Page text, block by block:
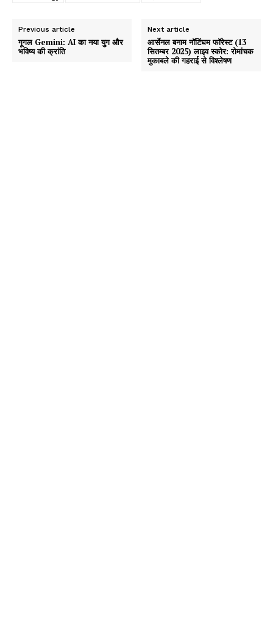
Previous article
गूगल Gemini: AI का नया युग और
भविष्य की क्रांति
Next article
आर्सेनल बनाम नॉटिंघम फॉरेस्ट (13
सितम्बर 2025) लाइव स्कोर: रोमांचक
मुकाबले की गहराई से विश्लेषण